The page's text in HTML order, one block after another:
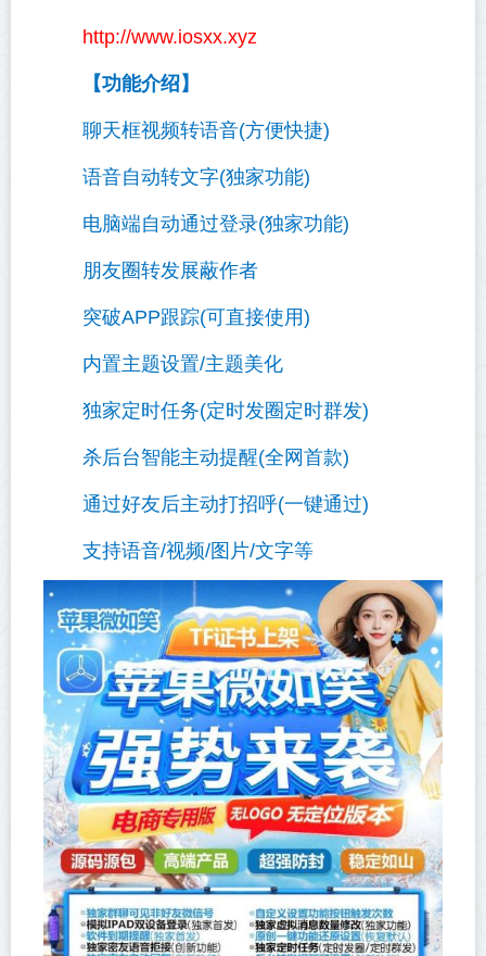
http://www.iosxx.xyz
【功能介绍】
聊天框视频转语音(方便快捷)
语音自动转文字(独家功能)
电脑端自动通过登录(独家功能)
朋友圈转发展蔽作者
突破APP跟踪(可直接使用)
内置主题设置/主题美化
独家定时任务(定时发圈定时群发)
杀后台智能主动提醒(全网首款)
通过好友后主动打招呼(一键通过)
支持语音/视频/图片/文字等